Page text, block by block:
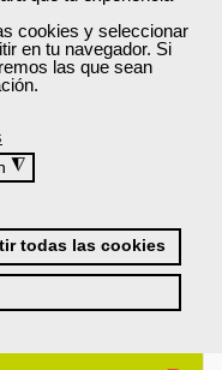
cookies y seleccionar
en tu navegador. Si
las que sean
◮
todas las cookies
archivos".